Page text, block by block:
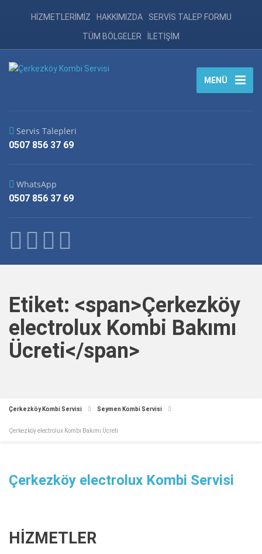
HİZMETLERİMİZ HAKKIMIZDA SERVİS TALEP FORMU
TÜM BÖLGELER İLETİŞİM
MENÜ
Servis Talepleri
0507 856 37 69
WhatsApp
0507 856 37 69
Etiket: <span>Çerkezköy
electrolux Kombi Bakımı
Ücreti</span>
Çerkezköy Kombi Servisi Seymen Kombi Servisi
Çerkezköy electrolux Kombi Bakımı Ücreti
Çerkezköy electrolux Kombi Servisi
HİZMETLER